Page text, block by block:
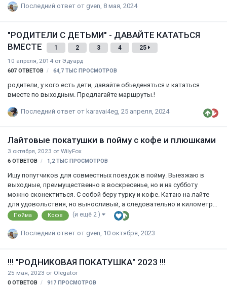
Последний ответ от gven, 8 мая, 2024
"РОДИТЕЛИ С ДЕТЬМИ" - ДАВАЙТЕ КАТАТЬСЯ
ВМЕСТЕ
1 2 3 4
25
10 апреля, 2014 от Эдуард
607 ОТВЕТОВ 64,7 ТЫС ПРОСМОТРОВ
родители, у кого есть дети, давайте объеденяться и кататься
вместе по выходным. Предлагайте маршруты.!
Последний ответ от karavai4eg 25 апреля, 2024
Лайтовые покатушки в пойму с кофе и плюшками
3 октября, 2023 от WilyFox
6 ОТВЕТОВ 1,2 ТЫС ПРОСМОТРОВ
Ищу попутчиков для совместных поездок в пойму. Выезжаю в
выходные, преимущественно в воскресенье, но и на субботу
можно сконектиться. С собой беру турку и кофе. Катаю на лайте
для удовольствия, но выносливый, а следовательно и километры
можем преодолеть. Покатушки в уединении это конечно хорошо,
такое приедается. Иногда не хватает интерресного собеседника в
ободными тормозами, да и вообще делиться вчепятлениями от
жизни до и после вступления в велосипедизм. Для контактов мой
ТГ: @xofyls
Последний ответ от gven, 10 октября, 2023
Пойма Кофе (и ещё 2 )
!!! "РОДНИКОВАЯ ПОКАТУШКА" 2023 !!!
25 мая, 2023 от Olegator
0 ОТВЕТОВ 917 ПРОСМОТРОВ